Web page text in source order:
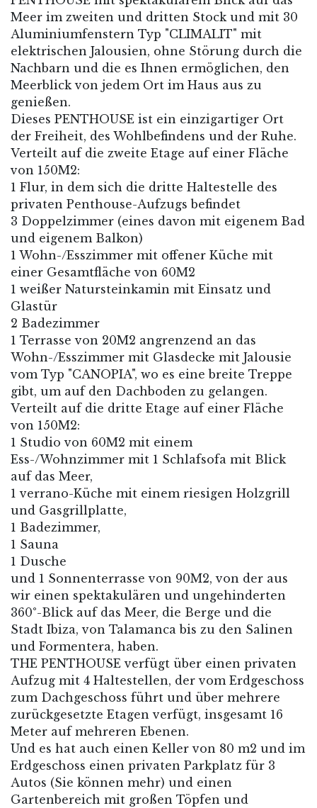
Meer im zweiten und dritten Stock und mit 30
Aluminiumfenstern Typ "CLIMALIT" mit
elektrischen Jalousien, ohne Störung durch die
Nachbarn und die es Ihnen ermöglichen, den
Meerblick von jedem Ort im Haus aus zu
genießen.
Dieses PENTHOUSE ist ein einzigartiger Ort
der Freiheit, des Wohlbefindens und der Ruhe.
Verteilt auf die zweite Etage auf einer Fläche
von 150M2:
1 Flur, in dem sich die dritte Haltestelle des
privaten Penthouse-Aufzugs befindet
3 Doppelzimmer (eines davon mit eigenem Bad
und eigenem Balkon)
1 Wohn-/Esszimmer mit offener Küche mit
einer Gesamtfläche von 60M2
1 weißer Natursteinkamin mit Einsatz und
Glastür
2 Badezimmer
1 Terrasse von 20M2 angrenzend an das
Wohn-/Esszimmer mit Glasdecke mit Jalousie
vom Typ "CANOPIA", wo es eine breite Treppe
gibt, um auf den Dachboden zu gelangen.
Verteilt auf die dritte Etage auf einer Fläche
von 150M2:
1 Studio von 60M2 mit einem
Ess-/Wohnzimmer mit 1 Schlafsofa mit Blick
auf das Meer,
1 verrano-Küche mit einem riesigen Holzgrill
und Gasgrillplatte,
1 Badezimmer,
1 Sauna
1 Dusche
und 1 Sonnenterrasse von 90M2, von der aus
wir einen spektakulären und ungehinderten
360°-Blick auf das Meer, die Berge und die
Stadt Ibiza, von Talamanca bis zu den Salinen
und Formentera, haben.
THE PENTHOUSE verfügt über einen privaten
Aufzug mit 4 Haltestellen, der vom Erdgeschoss
zum Dachgeschoss führt und über mehrere
zurückgesetzte Etagen verfügt, insgesamt 16
Meter auf mehreren Ebenen.
Und es hat auch einen Keller von 80 m2 und im
Erdgeschoss einen privaten Parkplatz für 3
Autos (Sie können mehr) und einen
Gartenbereich mit großen Töpfen und